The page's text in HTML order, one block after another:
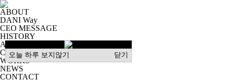
ABOUT
DANI Way
CEO MESSAGE
HISTORY
AWARDS
CI/BI
WORKS
NEWS
CONTACT
오늘 하루 보지않기 닫기
오늘 하루 보지않기 닫기